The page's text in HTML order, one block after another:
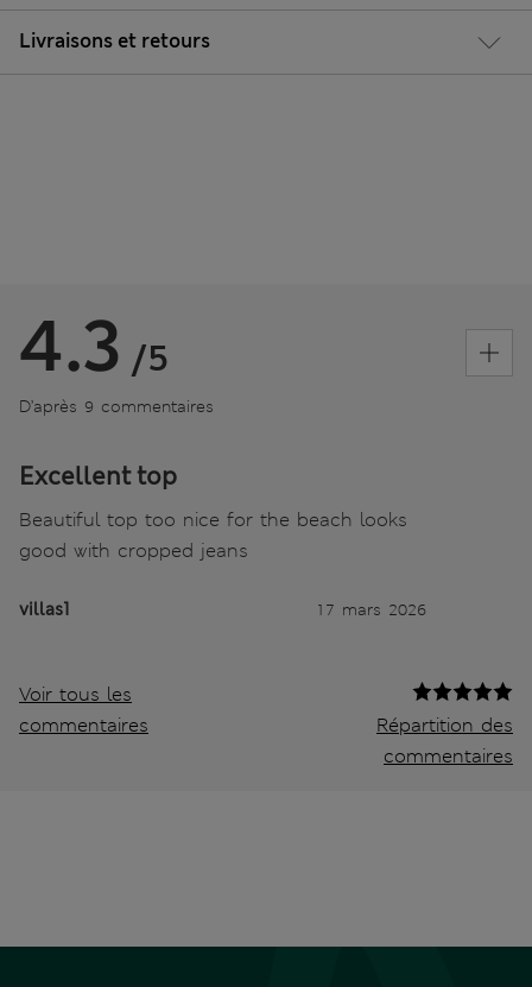
Livraisons et retours
4.3 /5
D’après 9 commentaires
Excellent top
Beautiful top too nice for the beach looks
good with cropped jeans
villas1 17 mars 2026
Voir tous les
commentaires
Répartition des
commentaires